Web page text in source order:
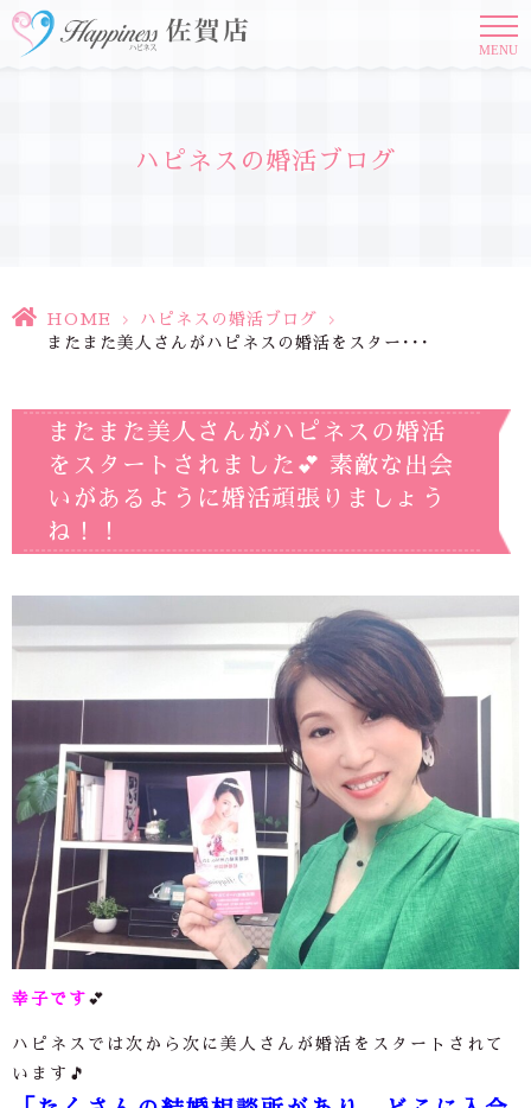
MENU
ハピネスの婚活ブログ
HOME > ハピネスの婚活ブログ
>
またまた美人さんがハピネスの婚活をスター･･･
またまた美人さんがハピネスの婚活
をスタートされました💕 素敵な出会
いがあるように婚活頑張りましょう
ね！！
幸子です 💕
ハピネスでは次から次に美人さんが婚活をスタートされて
います🎵